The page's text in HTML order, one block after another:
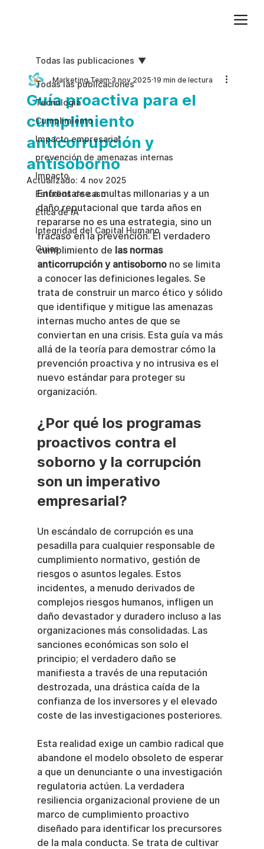
Todas las publicaciones
Tecnologia
Cumplimiento
Impacto empresarial
prevención de amenazas internas
Impacto
Estudios de caso
Etica de IA
Integridad del Capital Humano
Guias
Todas las publicaciones
Guía proactiva para el
cumplimiento
anticorrupción y
antisoborno
Marketing Team 3 nov 2025 19 min de lectura
Actualizado: 4 nov 2025
Enfrentarse a multas millonarias y a un
daño reputacional que tarda años en
repararse no es una estrategia, sino un
fracaso en la prevención. El verdadero
cumplimiento de las normas
anticorrupción y antisoborno no se limita
a conocer las definiciones legales. Se
trata de construir un marco ético y sólido
que identifique y mitigue las amenazas
internas mucho antes de que se
conviertan en una crisis. Esta guía va más
allá de la teoría para demostrar cómo la
prevención proactiva y no intrusiva es el
nuevo estándar para proteger su
organización.
¿Por qué los programas
proactivos contra el
soborno y la corrupción
son un imperativo
empresarial?
Un escándalo de corrupción es una
pesadilla para cualquier responsable de
cumplimiento normativo, gestión de
riesgos o asuntos legales. Estos
incidentes, a menudo derivados de
complejos riesgos humanos, infligen un
daño devastador y duradero incluso a las
organizaciones más consolidadas. Las
sanciones económicas son solo el
principio; el verdadero daño se
manifiesta a través de una reputación
destrozada, una drástica caída de la
confianza de los inversores y el elevado
coste de las investigaciones posteriores.
Esta realidad exige un cambio radical que
abandone el modelo obsoleto de esperar
a que un denunciante o una investigación
regulatoria actúen. La verdadera
resiliencia organizacional proviene de un
marco de cumplimiento proactivo
diseñado para identificar los precursores
de la mala conducta. Se trata de cultivar